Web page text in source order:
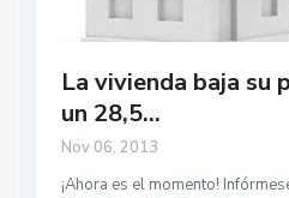
La vivienda baja su
un 28,5...
Nov 06, 2013
¡Ahora es el momento!